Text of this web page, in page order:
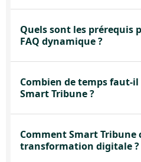
Quels sont les prérequis
FAQ dynamique ?
Combien de temps faut-
Smart Tribune ?
Comment Smart
transformation digitale ?